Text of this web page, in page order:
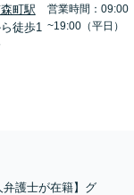
町駅
徒歩1
営業時間：09:00
~19:00（平日）
弁護士が在籍】グ